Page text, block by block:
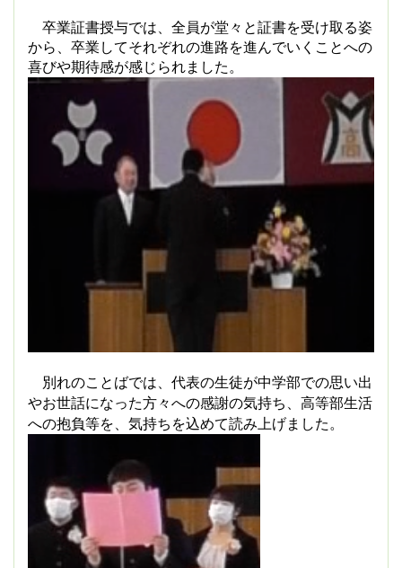
卒業証書授与では、全員が堂々と証書を受け取る姿
から、卒業してそれぞれの進路を進んでいくことへの
喜びや期待感が感じられました。
別れのことばでは、代表の生徒が中学部での思い出
やお世話になった方々への感謝の気持ち、高等部生活
への抱負等を、気持ちを込めて読み上げました。